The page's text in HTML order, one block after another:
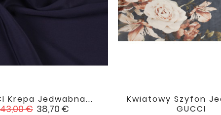
Krepa Jedwabna...
43,00 € Cena
38,70 €
 favorite
Kwiatowy Szyfon
GUCCI